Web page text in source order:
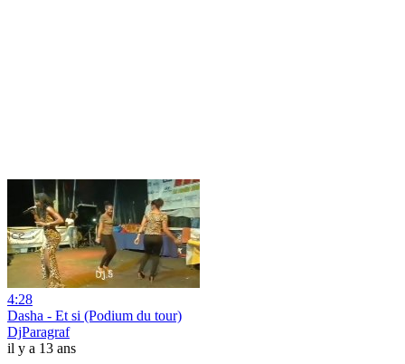
4:28
Dasha - Et si (Podium du tour)
DjParagraf
il y a 13 ans